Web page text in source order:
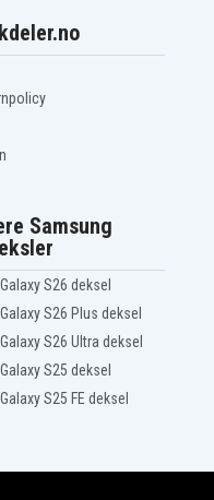
Samsung
S26 deksel
S26 Plus deksel
S26 Ultra deksel
S25 deksel
S25 FE deksel